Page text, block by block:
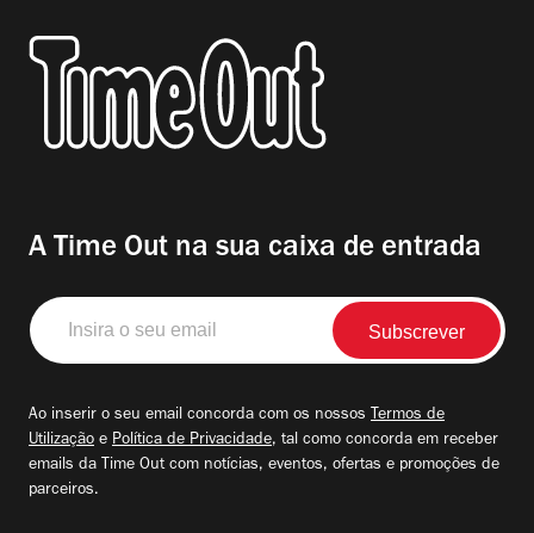
A Time Out na sua caixa de entrada
Insira
o
seu
Ao inserir o seu email concorda com os nossos Termos de
Utilização e Política de Privacidade, tal como concorda em receber
emails da Time Out com notícias, eventos, ofertas e promoções de
parceiros.